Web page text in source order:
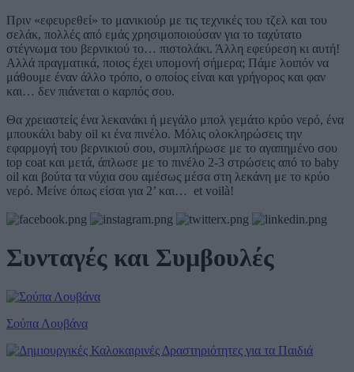
Πριν «εφευρεθεί» το μανικιούρ με τις τεχνικές του τζελ και του
σελάκ, πολλές από εμάς χρησιμοποιούσαν για το ταχύτατο
στέγνωμα του βερνικιού το… πιστολάκι. Άλλη εφεύρεση κι αυτή!
Αλλά πραγματικά, ποιος έχει υπομονή σήμερα; Πάμε λοιπόν να
μάθουμε έναν άλλο τρόπο, ο οποίος είναι και γρήγορος και φαν
και… δεν πιάνεται ο καρπός σου.
Θα χρειαστείς ένα λεκανάκι ή μεγάλο μπολ γεμάτο κρύο νερό, ένα
μπουκάλι baby oil κι ένα πινέλο. Μόλις ολοκληρώσεις την
εφαρμογή του βερνικιού σου, συμπλήρωσε με το αγαπημένο σου
top coat και μετά, άπλωσε με το πινέλο 2-3 στρώσεις από το baby
oil και βούτα τα νύχια σου αμέσως μέσα στη λεκάνη με το κρύο
νερό. Μείνε όπως είσαι για 2’ και… et voilà!
Συνταγές και Συμβουλές
Σούπα Λουβάνα